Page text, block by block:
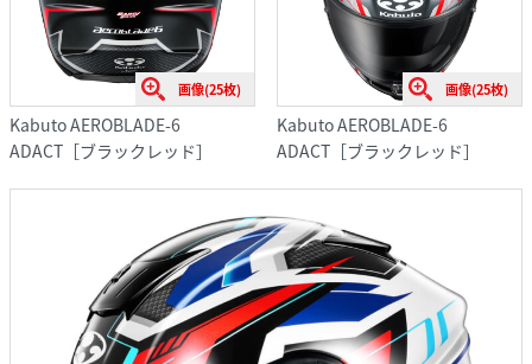
画像(25枚)
Kabuto AEROBLADE-6
ADACT［ブラックレッド］
画像(25枚)
Kabuto AEROBLADE-6
ADACT［ブラックレッド］